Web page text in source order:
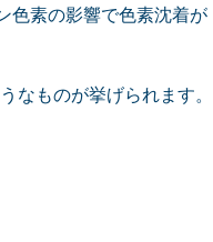
色素の影響で色素沈着が
なものが挙げられます。